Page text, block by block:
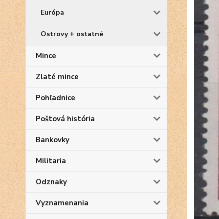
Európa
Ostrovy + ostatné
Mince
Zlaté mince
Pohľadnice
Poštová história
Bankovky
Militaria
Odznaky
Vyznamenania